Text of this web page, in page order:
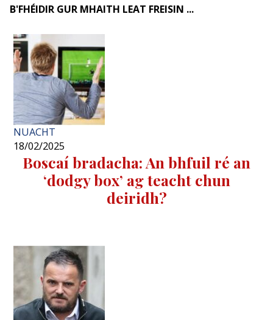
B'FHÉIDIR GUR MHAITH LEAT FREISIN ...
NUACHT
18/02/2025
Boscaí bradacha: An bhfuil ré an
‘dodgy box’ ag teacht chun
deiridh?